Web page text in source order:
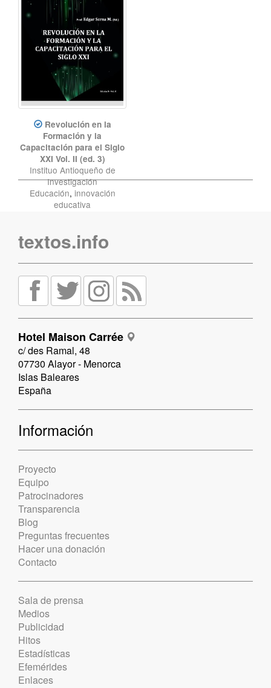
Revolución en la
Formación y la
Capacitación para el Siglo
XXI Vol. II (ed. 3)
Instituo Antioqueño de
Investigación
Educación, innovación
educativa
textos.info
Hotel Maison Carrée
c/ des Ramal, 48
07730 Alayor - Menorca
Islas Baleares
España
Información
Proyecto
Equipo
Patrocinadores
Transparencia
Blog
Preguntas frecuentes
Hacer una donación
Contacto
Sala de prensa
Medios
Publicidad
Hitos
Estadísticas
Efemérides
Enlaces